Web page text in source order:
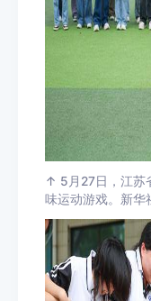
↑ 5月27日，江苏
味运动游戏。新华